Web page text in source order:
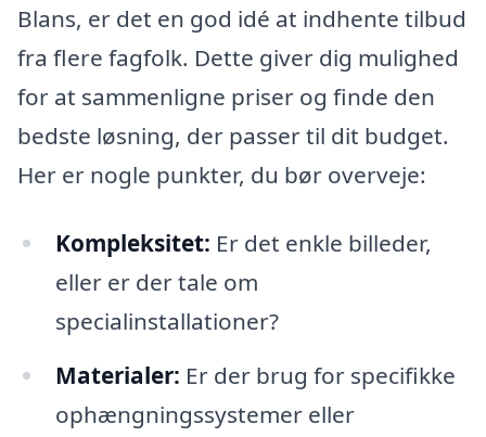
Blans, er det en god idé at indhente tilbud
fra flere fagfolk. Dette giver dig mulighed
for at sammenligne priser og finde den
bedste løsning, der passer til dit budget.
Her er nogle punkter, du bør overveje:
Kompleksitet: Er det enkle billeder,
eller er der tale om
specialinstallationer?
Materialer: Er der brug for specifikke
ophængningssystemer eller